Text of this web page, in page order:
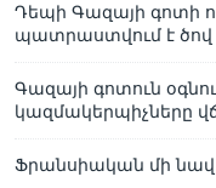
Դեպի Գազայի գոտի
պատրաստվում է ծով
Գազայի գոտուն
կազմակերպիչները
Ֆրանսիական մի նավ